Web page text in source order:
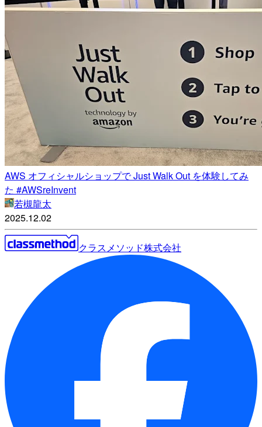
AWS オフィシャルショップで Just Walk Out を体験してみ
た #AWSreInvent
若槻龍太
2025.12.02
クラスメソッド株式会社